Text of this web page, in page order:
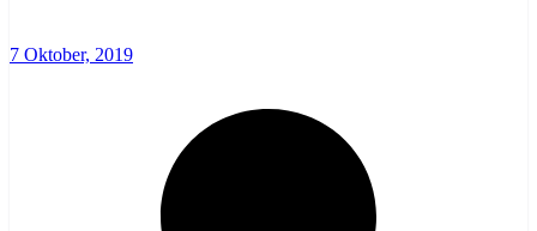
7 Oktober, 2019